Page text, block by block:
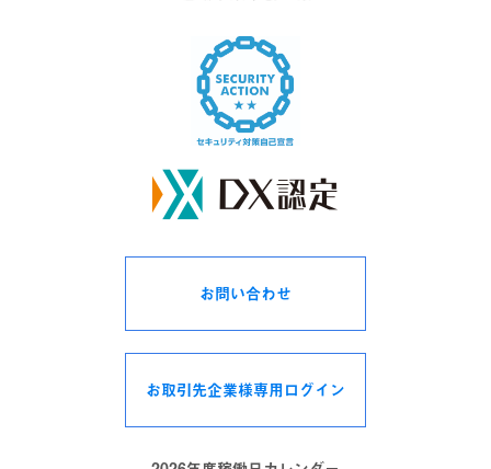
お問い合わせ
お取引先企業様専用ログイン